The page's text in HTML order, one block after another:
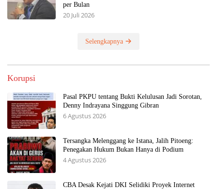
per Bulan
20 Juli 2026
Selengkapnya
Korupsi
Pasal PKPU tentang Bukti Kelulusan Jadi Sorotan,
Denny Indrayana Singgung Gibran
6 Agustus 2026
Tersangka Melenggang ke Istana, Jalih Pitoeng:
Penegakan Hukum Bukan Hanya di Podium
4 Agustus 2026
CBA Desak Kejati DKI Selidiki Proyek Internet